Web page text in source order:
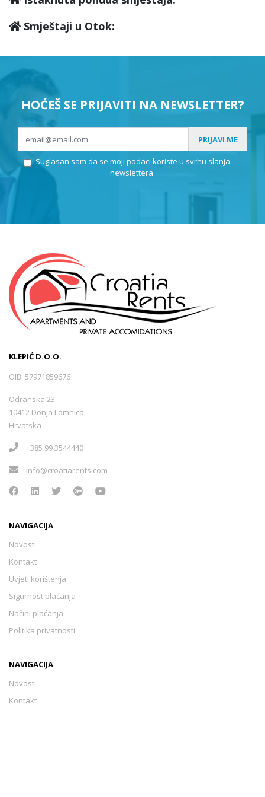
Smještaji u Otok:
HOĆEŠ SE PRIJAVITI NA NEWSLETTER?
PRIJAVI ME
Suglasan sam da se moji podaci koriste u svrhu slanja
newslettera.
KLEPIĆ D.O.O.
OIB: 57971859676
Odranska 23
10412 Donja Lomnica
Hrvatska
+385 99 3544440
info@croatiarents.com
NAVIGACIJA
Novosti
Kontakt
Uvjeti korištenja
Sigurnost plaćanja
Načini plaćanja
Politika privatnosti
NAVIGACIJA
Novosti
Kontakt